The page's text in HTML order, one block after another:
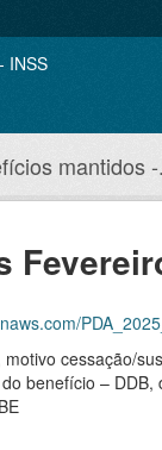
mantidos
PDA_2025_2027/
cessação/
benefício –